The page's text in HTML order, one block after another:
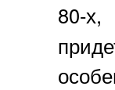
80-